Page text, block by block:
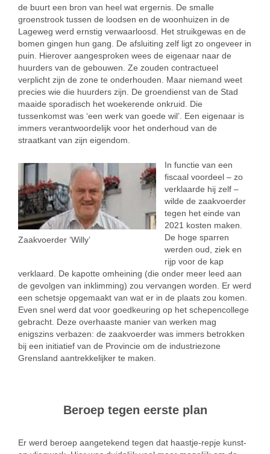
de buurt een bron van heel wat ergernis. De smalle
groenstrook tussen de loodsen en de woonhuizen in de
Lageweg werd ernstig verwaarloosd. Het struikgewas en de
bomen gingen hun gang. De afsluiting zelf ligt zo ongeveer in
puin. Hierover aangesproken wees de eigenaar naar de
huurders van de gebouwen. Ze zouden contractueel
verplicht zijn de zone te onderhouden. Maar niemand weet
precies wie die huurders zijn. De groendienst van de Stad
maaide sporadisch het woekerende onkruid. Die
tussenkomst was ‘een werk van goede wil’. Een eigenaar is
immers verantwoordelijk voor het onderhoud van de
straatkant van zijn eigendom.
Zaakvoerder ‘Willy’
In functie van een
fiscaal voordeel – zo
verklaarde hij zelf –
wilde de zaakvoerder
tegen het einde van
2021 kosten maken.
De hoge sparren
werden oud, ziek en
rijp voor de kap
verklaard. De kapotte omheining (die onder meer leed aan
de gevolgen van inklimming) zou vervangen worden. Er werd
een schetsje opgemaakt van wat er in de plaats zou komen.
Even snel werd dat voor goedkeuring op het schepencollege
gebracht. Deze overhaaste manier van werken mag
enigszins verbazen: de zaakvoerder was immers betrokken
bij een initiatief van de Provincie om de industriezone
Grensland aantrekkelijker te maken.
Beroep tegen eerste plan
Er werd beroep aangetekend tegen dat haastje-repje kunst-